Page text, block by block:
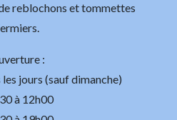
reblochons et tommettes
:
jours (sauf dimanche)
à 12h00